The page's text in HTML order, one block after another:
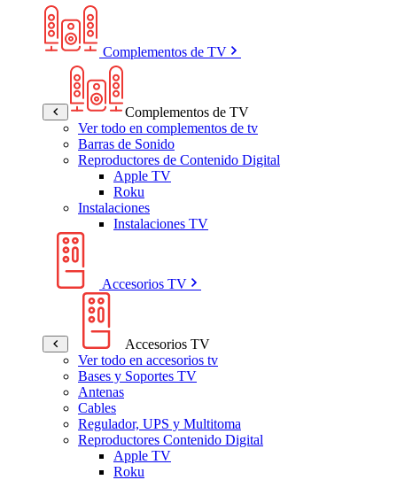
Complementos de TV
Complementos de TV
Ver todo en complementos de tv
Barras de Sonido
Reproductores de Contenido Digital
Apple TV
Roku
Instalaciones
Instalaciones TV
Accesorios TV
Accesorios TV
Ver todo en accesorios tv
Bases y Soportes TV
Antenas
Cables
Regulador, UPS y Multitoma
Reproductores Contenido Digital
Apple TV
Roku